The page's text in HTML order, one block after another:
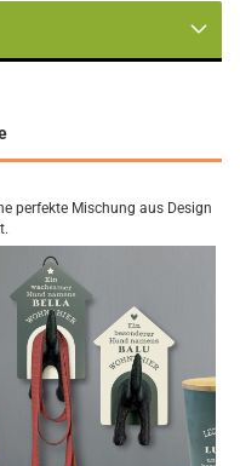
perfekte Mischung aus Design